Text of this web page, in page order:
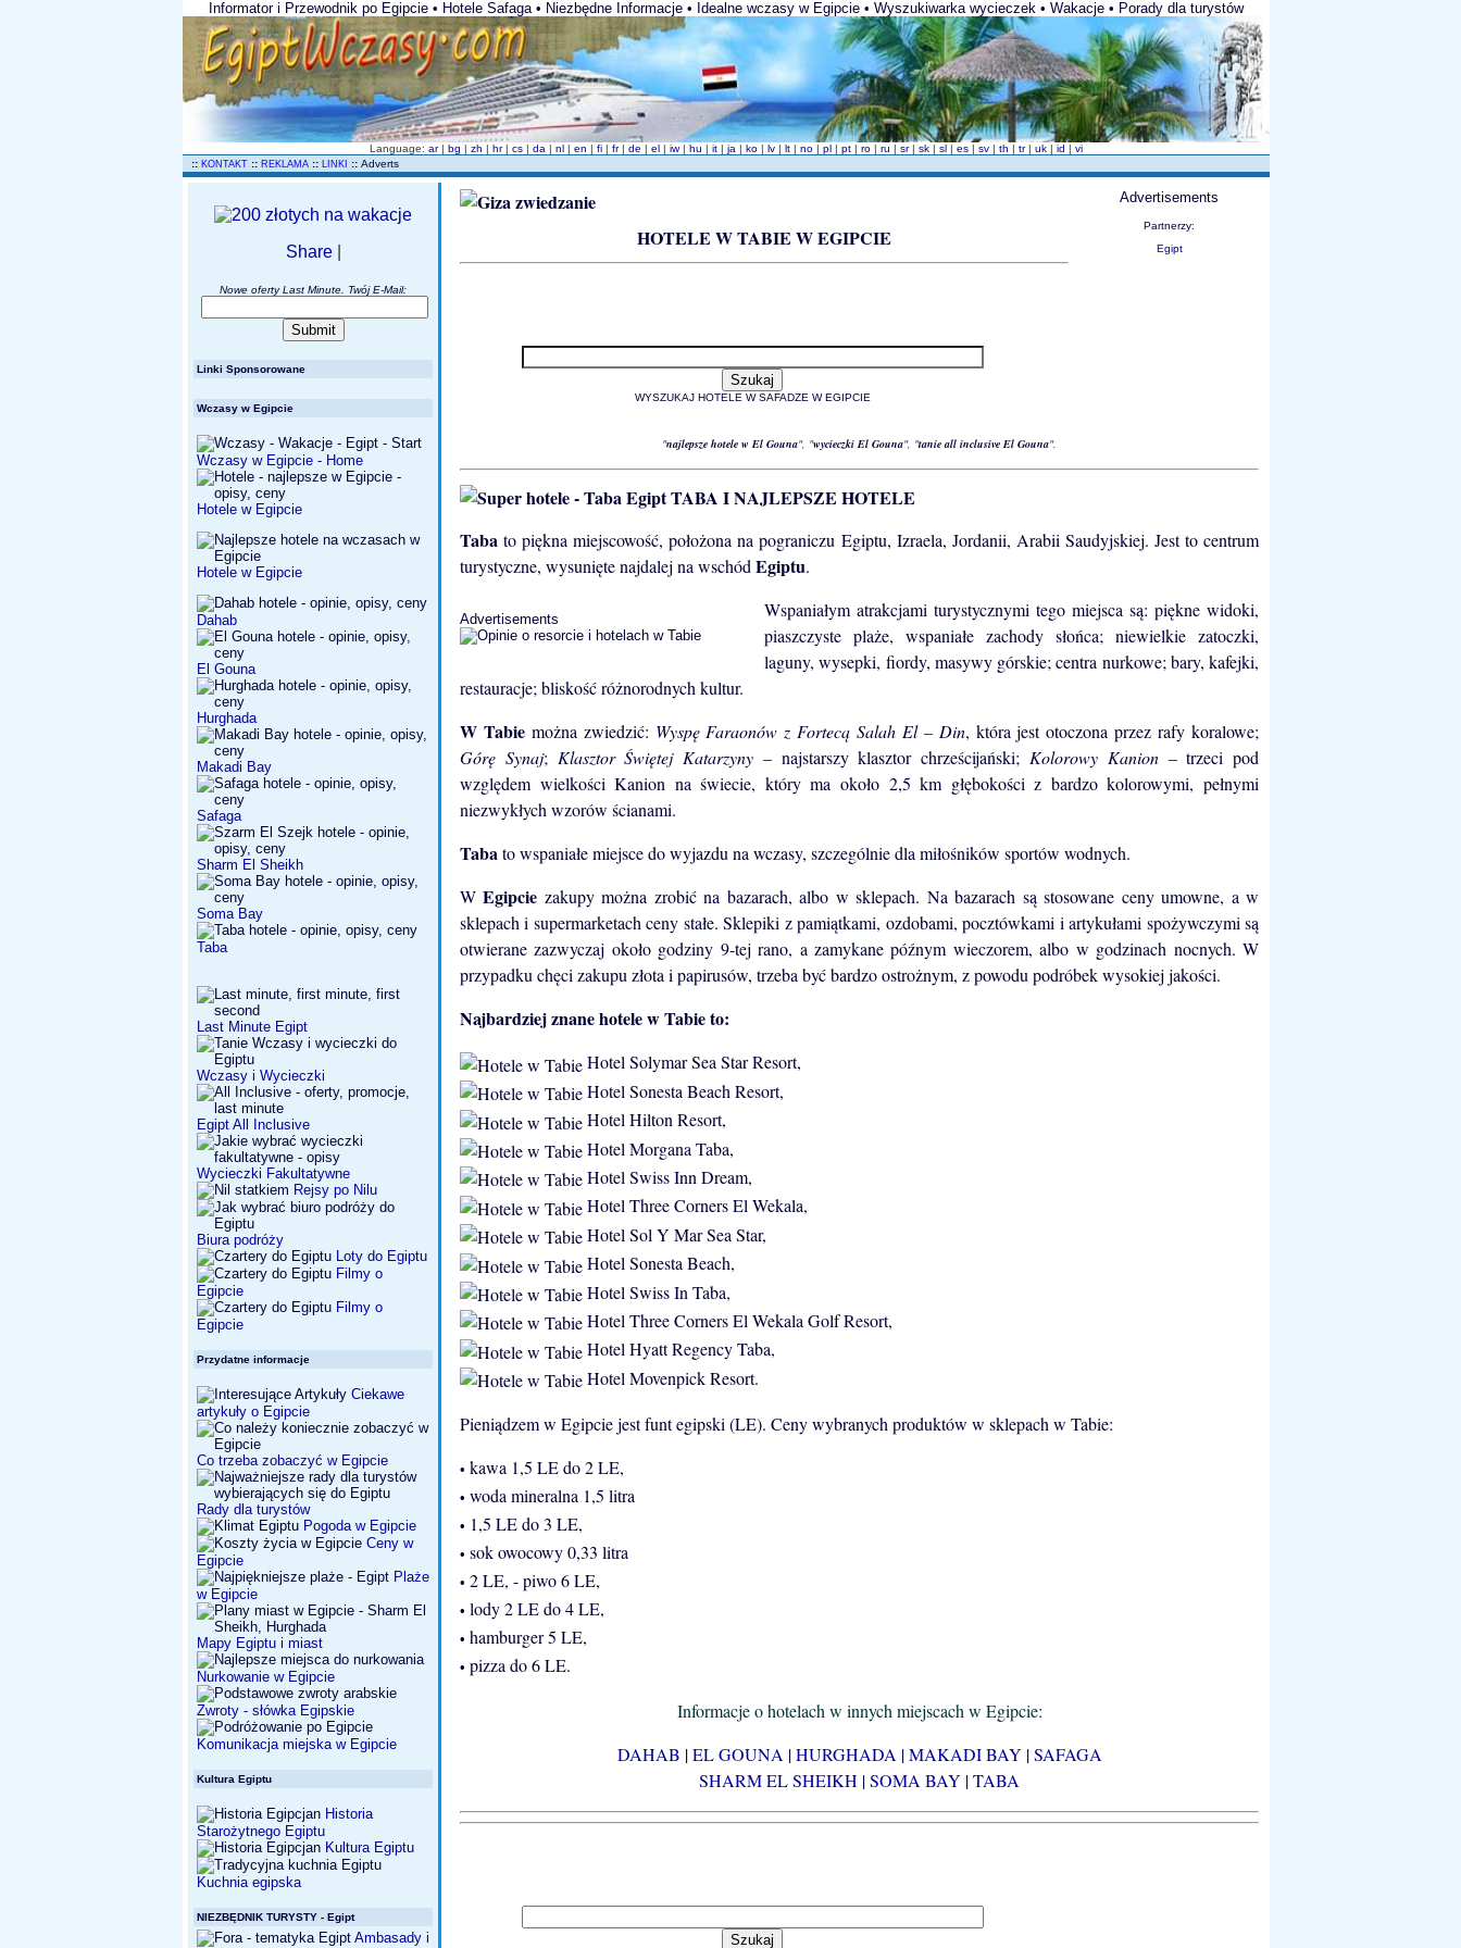
Informator i Przewodnik po Egipcie • Hotele Safaga • Niezbędne Informacje • Idealne wczasy w Egipcie • Wyszukiwarka wycieczek • Wakacje • Porady dla turystów
Language: ar| bg | zh | hr| cs | da | nl | en | fi | fr| de | el | iw| hu | it | ja | ko | lv | lt | no | pl | pt | ro | ru | sr| sk | sl | es | sv | th | tr| uk | id | vi
:: KONTAKT :: REKLAMA :: LINKI :: Adverts
Share
Nowe oferty Last Minute. Twój E-Mail:
Linki Sponsorowane
Wczasy w Egipcie
Wczasy w Egipcie - Home
Hotele w Egipcie
Hotele w Egipcie
Dahab
El Gouna
Hurghada
Makadi Bay
Safaga
Sharm El Sheikh
Soma Bay
Taba
Last Minute Egipt
Wczasy i Wycieczki
Egipt All Inclusive
Wycieczki Fakultatywne
Rejsy po Nilu
Biura podróży
Loty do Egiptu
Filmy o
Egipcie
Filmy o
Egipcie
Przydatne informacje
Ciekawe
artykuły o Egipcie
Co trzeba zobaczyć w Egipcie
Rady dla turystów
Pogoda w Egipcie
Ceny w
Egipcie
Plaże
w Egipcie
Mapy Egiptu i miast
Nurkowanie w Egipcie
Zwroty - słówka Egipskie
Komunikacja miejska w Egipcie
Kultura Egiptu
Historia
Starożytnego Egiptu
Kultura Egiptu
Kuchnia egipska
NIEZBĘDNIK TURYSTY - Egipt
Ambasady i
Advertisements
Partnerzy:
Egipt
HOTELE W TABIE W EGIPCIE
WYSZUKAJ HOTELE W SAFADZE W EGIPCIE
"najlepsze hotele w El Gouna", "wycieczki El Gouna", "tanie all inclusive El Gouna".
TABA I NAJLEPSZE HOTELE
Taba to piękna miejscowość, położona na pograniczu Egiptu, Izraela, Jordanii, Arabii Saudyjskiej. Jest to centrum
turystyczne, wysunięte najdalej na wschódEgiptu.
Advertisements
Wspaniałym atrakcjami turystycznymi tego miejsca są: piękne widoki,
piaszczyste plaże, wspaniałe zachody słońca; niewielkie zatoczki,
laguny, wysepki, fiordy, masywy górskie; centra nurkowe; bary, kafejki,
restauracje; bliskość różnorodnych kultur.
W Tabiemożna zwiedzić: Wyspę Faraonów z Fortecą Salah El – Din, która jest otoczona przez rafy koralowe;
Górę Synaj; Klasztor Świętej Katarzyny – najstarszy klasztor chrześcijański; Kolorowy Kanion– trzeci pod
względem wielkości Kanion na świecie, który ma około 2,5 km głębokości z bardzo kolorowymi, pełnymi
niezwykłych wzorów ścianami.
Tabato wspaniałe miejsce do wyjazdu na wczasy, szczególnie dla miłośników sportów wodnych.
WEgipcie zakupy można zrobić na bazarach, albo w sklepach. Na bazarach są stosowane ceny umowne, a w
sklepach i supermarketach ceny stałe. Sklepiki z pamiątkami, ozdobami, pocztówkami i artykułami spożywczymi są
otwierane zazwyczaj około godziny 9-tej rano, a zamykane późnym wieczorem, albo w godzinach nocnych. W
przypadku chęci zakupu złota i papirusów, trzeba być bardzo ostrożnym, z powodu podróbek wysokiej jakości.
Najbardziej znane hotele w Tabie to:
Hotel Solymar Sea Star Resort,
Hotel Sonesta Beach Resort,
Hotel Hilton Resort,
Hotel Morgana Taba,
Hotel Swiss Inn Dream,
Hotel Three Corners El Wekala,
Hotel Sol Y Mar Sea Star,
Hotel Sonesta Beach,
Hotel Swiss In Taba,
Hotel Three Corners El Wekala Golf Resort,
Hotel Hyatt Regency Taba,
Hotel Movenpick Resort.
Pieniądzem w Egipcie jest funt egipski (LE). Ceny wybranych produktów w sklepach w Tabie:
• kawa 1,5 LE do 2 LE,
• woda mineralna 1,5 litra
• 1,5 LE do 3 LE,
• sok owocowy 0,33 litra
• 2 LE, - piwo 6 LE,
• lody 2 LE do 4 LE,
• hamburger 5 LE,
• pizza do 6 LE.
Informacje o hotelach w innych miejscach w Egipcie:
DAHAB |EL GOUNA|HURGHADA|MAKADI BAY |SAFAGA
SHARM EL SHEIKH |SOMA BAY |TABA